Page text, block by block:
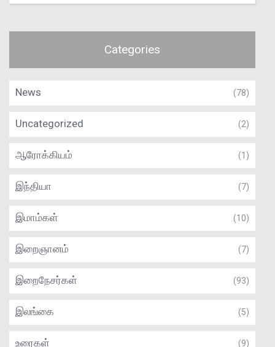
Categories
News (78)
Uncategorized (2)
ஆரோக்கியம் (1)
இந்தியா (7)
இமாம்கள் (10)
இறைஞானம் (7)
இறைநேசர்கள் (93)
இலங்கை (5)
உரைகள் (9)